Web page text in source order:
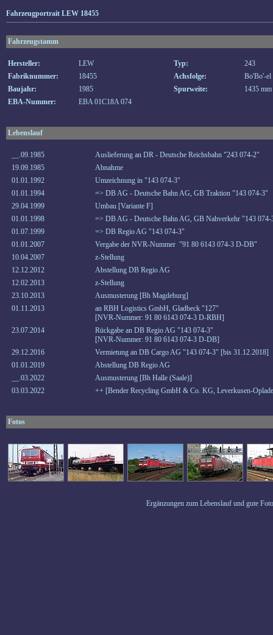
Fahrzeugportrait LEW 18455
Fahrzeugstamm
Hersteller: LEW Typ:
243
Fabriknummer:
18455 Achsfolge:
Bo'Bo'-el
Baujahr:
1985 Spurweite:
1435 mm
EBA-Nummer:
EBA 01C18A 074
Lebenslauf
__.09.1985
Auslieferung an DR - Deutsche Reichsbahn "243 074-2"
19.09.1985
Abnahme
01.01.1992
Umzeichnung in "143 074-3"
01.01.1994
=> DB AG - Deutsche Bahn AG, GB Traktion "143 074-3"
29.04.1999
Umbau [Variante F]
01.01.1998
=> DB AG - Deutsche Bahn AG, GB Nahverkehr "143 074-
01.07.1999
=> DB Regio AG "143 074-3"
01.01.2007
Vergabe der NVR-Nummer "91 80 6143 074-3 D-DB"
10.04.2007
z-Stellung
12.12.2012
Abstellung DB Regio AG
12.02.2013
z-Stellung
23.10.2013
Ausmusterung [Bh Magdeburg]
01.11.2013
an RBH Logistics GmbH, Gladbeck "127"
[NVR-Nummer: 91 80 6143 074-3 D-RBH]
23.07.2014
Rückgabe an DB Regio AG "143 074-3"
[NVR-Nummer: 91 80 6143 074-3 D-DB]
29.12.2016
Vermietung an DB Cargo AG "143 074-3" [bis 31.12.2018]
01.01.2019
Abstellung DB Regio AG
__.03.2022
Ausmusterung [Bh Halle (Saale)]
03.03.2022
++ [Bender Recycling GmbH & Co. KG, Leverkusen-
Fotos
Ergänzungen zum Lebenslauf und gute